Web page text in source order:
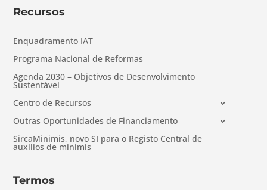
Recursos
Enquadramento IAT
Programa Nacional de Reformas
Agenda 2030 – Objetivos de Desenvolvimento
Sustentável
Centro de Recursos
Outras Oportunidades de Financiamento
SircaMinimis, novo SI para o Registo Central de
auxílios de minimis
Termos